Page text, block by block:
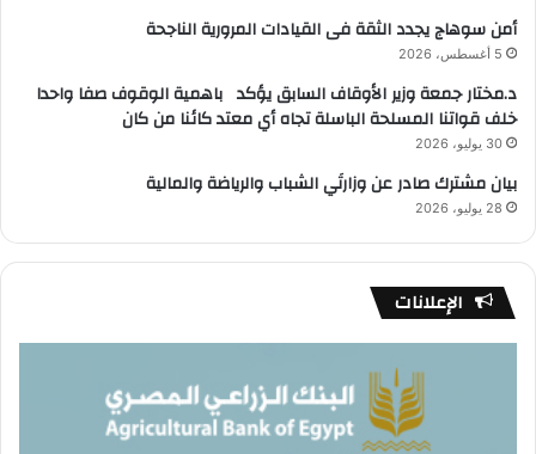
أمن سوهاج يجدد الثقة فى القيادات المرورية الناجحة
5 أغسطس، 2026
د.مختار جمعة وزير الأوقاف السابق يؤكد باهمية الوقوف صفا واحدا
خلف قواتنا المسلحة الباسلة تجاه أي معتد كائنا من كان
30 يوليو، 2026
بيان مشترك صادر عن وزارتَي الشباب والرياضة والمالية
28 يوليو، 2026
الإعلانات